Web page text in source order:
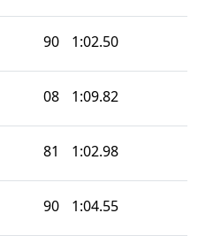
90 1:02.50
08 1:09.82
81 1:02.98
90 1:04.55